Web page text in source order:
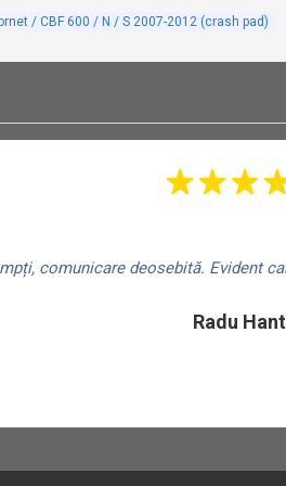
/ CBF 600 / N / S 2007-2012 (crash pad)
comunicare deosebită. Evident
Radu